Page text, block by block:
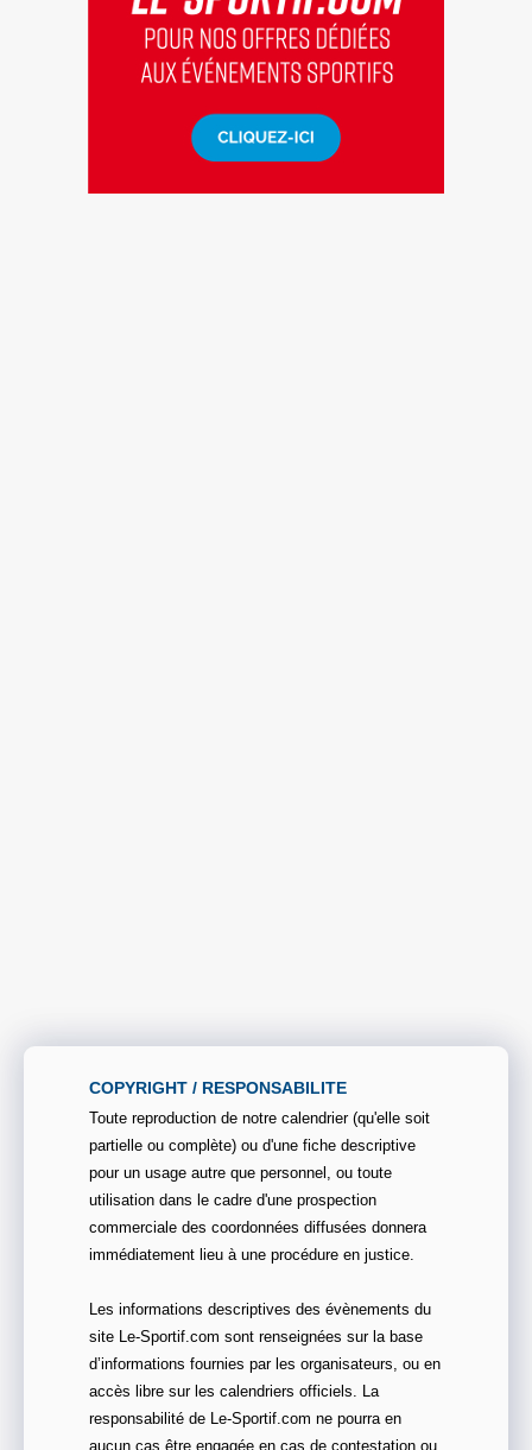
COPYRIGHT / RESPONSABILITE
Toute reproduction de notre calendrier (qu'elle soit
partielle ou complète) ou d'une fiche descriptive
pour un usage autre que personnel, ou toute
utilisation dans le cadre d'une prospection
commerciale des coordonnées diffusées donnera
immédiatement lieu à une procédure en justice.
Les informations descriptives des évènements du
site Le-Sportif.com sont renseignées sur la base
d’informations fournies par les organisateurs, ou en
accès libre sur les calendriers officiels. La
responsabilité de Le-Sportif.com ne pourra en
aucun cas être engagée en cas de contestation ou